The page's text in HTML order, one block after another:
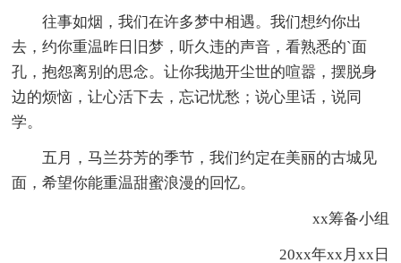
往事如烟，我们在许多梦中相遇。我们想约你出
去，约你重温昨日旧梦，听久违的声音，看熟悉的`面
孔，抱怨离别的思念。让你我抛开尘世的喧嚣，摆脱身
边的烦恼，让心活下去，忘记忧愁；说心里话，说同
学。
五月，马兰芬芳的季节，我们约定在美丽的古城见
面，希望你能重温甜蜜浪漫的回忆。
xx筹备小组
20xx年xx月xx日